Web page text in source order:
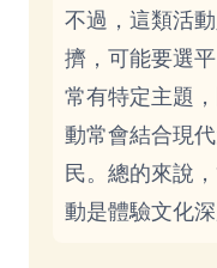
不過，這類活
擠，可能要選
常有特定主題
動常會結合現
民。總的來說
動是體驗文化深